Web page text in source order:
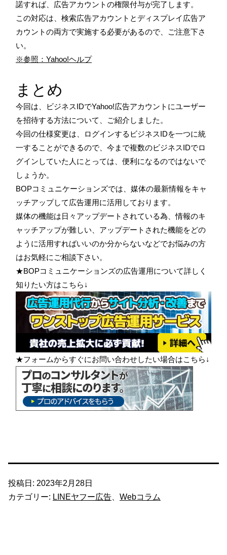
諾すれば、広告アカウントの権限付与が完了します。
この対応は、検索広告アカウントとディスプレイ広告ア
カウントの両方で実施する必要があるので、ご注意下さ
い。
※参照：Yahoo!ヘルプ
まとめ
今回は、ビジネスIDでYahoo!広告アカウントにユーザー
を招待する方法について、ご紹介しました。
今回の仕様変更は、ログインするビジネスIDを一つに統
一することができるので、今まで複数のビジネスIDでロ
グインしていた人にとっては、便利になるのではないで
しょうか。
BOPコミュニケーションズでは、媒体の最新情報をキャ
ッチアップして広告運用に活用しております。
媒体の機能は日々アップデートされている為、情報のキ
ャッチアップが難しい、アップデートされた機能をどの
ように活用すればいいのか分からないなどでお悩みの方
はお気軽にご相談下さい。
★BOPコミュニケーションズの広告運用について詳しく
知りたい方はこちら↓
★フォームからすぐにお問い合わせしたい場合はこちら↓
投稿日: 2023年2月28日
カテゴリー: LINEヤフー広告 Webコラム